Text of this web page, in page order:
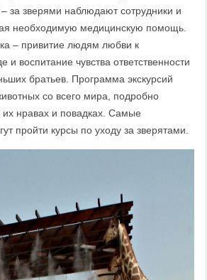
за зверями наблюдают сотрудники и
необходимую медицинскую помощь.
– привитие людям любви к
воспитание чувства ответственности
братьев. Программа экскурсий
со всего мира, подробно
нравах и повадках. Самые
пройти курсы по уходу за зверятами.